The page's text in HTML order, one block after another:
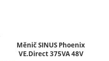
Měnič SINUS Phoenix
VE.Direct 375VA 48V